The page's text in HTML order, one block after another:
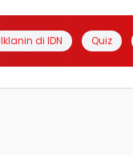
Iklanin di IDN Quiz